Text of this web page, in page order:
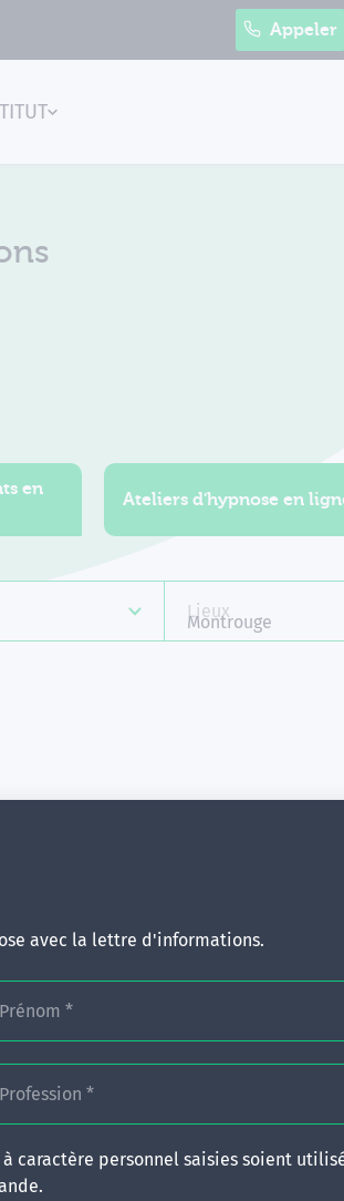
avec la lettre d'informations.
Prénom *
Profession *
caractère personnel saisies soient
Appeler
en
Ateliers d'hypnose en
Lieux
Montrouge
correspond à